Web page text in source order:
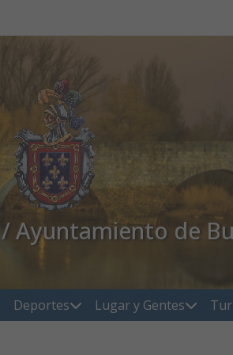
Ayuntamiento de
Deportes Lugar y Gentes